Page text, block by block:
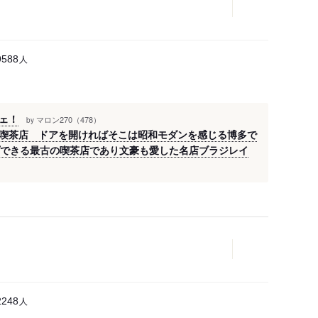
人
！ by マロン270（478）
店 ドアを開ければそこは昭和モダンを感じる博多で
きる最古の喫茶店であり文豪も愛した名店ブラジレイ
人